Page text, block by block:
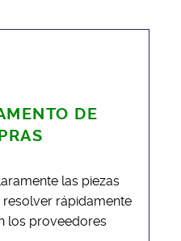
DE
las piezas
rápidamente
los proveedores